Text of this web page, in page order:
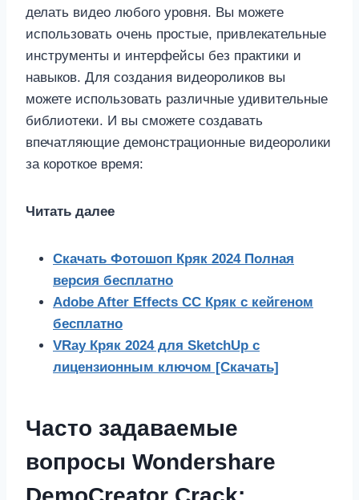
делать видео любого уровня. Вы можете
использовать очень простые, привлекательные
инструменты и интерфейсы без практики и
навыков. Для создания видеороликов вы
можете использовать различные удивительные
библиотеки. И вы сможете создавать
впечатляющие демонстрационные видеоролики
за короткое время:
Читать далее
Скачать Фотошоп Кряк 2024 Полная
версия бесплатно
Adobe After Effects CC Кряк с кейгеном
бесплатно
VRay Кряк 2024 для SketchUp с
лицензионным ключом [Скачать]
Часто задаваемые
вопросы Wondershare